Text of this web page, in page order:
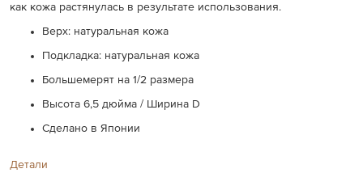
как кожа растянулась в результате использования.
Верх: натуральная кожа
Подкладка: натуральная кожа
Большемерят на 1/2 размера
Высота 6,5 дюйма / Ширина D
Сделано в Японии
Детали